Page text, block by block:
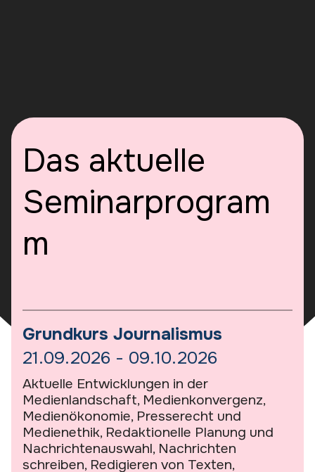
Das aktuelle
Seminarprogram
m
Grundkurs Journalismus
21.09.2026 - 09.10.2026
Aktuelle Entwicklungen in der
Medienlandschaft, Medienkonvergenz,
Medienökonomie, Presserecht und
Medienethik, Redaktionelle Planung und
Nachrichtenauswahl, Nachrichten
schreiben, Redigieren von Texten,